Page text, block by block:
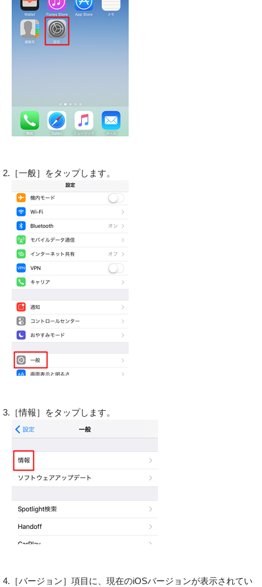
2.［一般］をタップします。
3.［情報］をタップします。
4.［バージョン］項目に、現在のiOSバージョンが表示されてい